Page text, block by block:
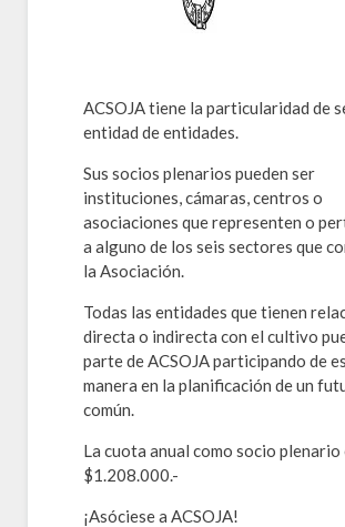
ACSOJA tiene la particularidad de
entidad de entidades.
Sus socios plenarios pueden ser
instituciones, cámaras, centros o
asociaciones que representen o
a alguno de los seis sectores que
la Asociación.
Todas las entidades que tienen
directa o indirecta con el cultivo
parte de ACSOJA participando de
manera en la planificación de un
común.
La cuota anual como socio plenario
$1.208.000.-
¡Asóciese a ACSOJA!